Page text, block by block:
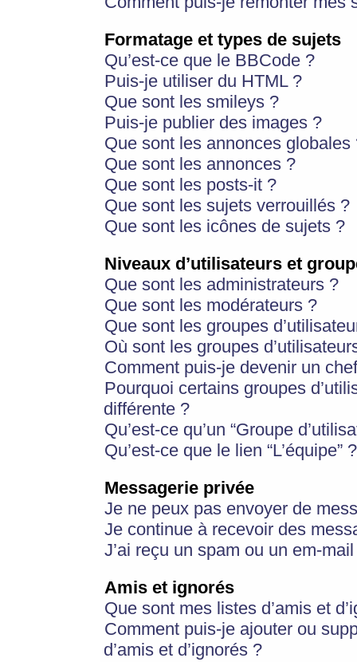
Formatage et types de sujets
Qu’est-ce que le BBCode ?
Puis-je utiliser du HTML ?
Que sont les smileys ?
Puis-je publier des images ?
Que sont les annonces globales
Que sont les annonces ?
Que sont les posts-it ?
Que sont les sujets verrouillés ?
Que sont les icônes de sujets ?
Niveaux d’utilisateurs et
Que sont les administrateurs ?
Que sont les modérateurs ?
Que sont les groupes
Où sont les groupes
Comment puis-je devenir un
Pourquoi certains groupes
différente ?
Qu’est-ce qu’un “Groupe
Qu’est-ce que le lien “L’équipe” ?
Messagerie privée
Je ne peux pas envoyer de
Je continue à recevoir des
J’ai reçu un spam ou un em-
Amis et ignorés
Que sont mes listes d’amis et
Comment puis-je ajouter ou
d’amis et d’ignorés ?